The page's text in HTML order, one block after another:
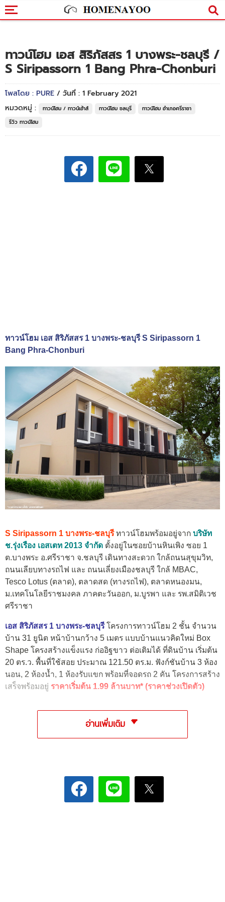
ทาวน์โฮม เอส สิริภัสสร 1 บางพระ-ชลบุรี /
S Siripassorn 1 Bang Phra-Chonburi
โพสโดย : PURE / วันที่ : 1 February 2021
หมวดหมู่ :
ทาวน์โฮม / ทาวน์เฮ้าส์ ทาวน์โฮม ชลบุรี
ทาวน์โฮม อำเภอศรีราชา
รีวิว ทาวน์โฮม
ทาวน์โฮม เอส สิริภัสสร 1 บางพระ-ชลบุรี S Siripassorn 1
Bang Phra-Chonburi
S Siripassorn 1 บางพระ-ชลบุรี ทาวน์โฮมพร้อมอยู่จาก บริษัท
ช.รุ่งเรือง เอสเตท 2013 จำกัด ตั้งอยู่ในซอยบ้านหินเพิง ซอย 1
ต.บางพระ อ.ศรีราชา จ.ชลบุรี เดินทางสะดวก ใกล้ถนนสุขุมวิท,
ถนนเลียบทางรถไฟ และ ถนนเลี่ยงเมืองชลบุรี ใกล้ MBAC,
Tesco Lotus (ตลาด), ตลาดสด (ทางรถไฟ), ตลาดหนองมน,
ม.เทคโนโลยีราชมงคล ภาคตะวันออก, ม.บูรพา และ รพ.สมิติเวช
ศรีราชา
เอส สิริภัสสร 1 บางพระ-ชลบุรีโครงการทาวน์โฮม 2 ชั้น จำนวน
บ้าน 31 ยูนิต หน้าบ้านกว้าง 5 เมตร แบบบ้านแนวคิดใหม่ Box
Shape โครงสร้างแข็งแรง ก่ออิฐขาว ต่อเติมได้ ที่ดินบ้าน เริ่มต้น
20 ตร.ว. พื้นที่ใช้สอย ประมาณ 121.50 ตร.ม. ฟังก์ชันบ้าน 3 ห้อง
นอน, 2 ห้องน้ำ, 1 ห้องรับแขก พร้อมที่จอดรถ 2 คัน โครงการสร้าง
เสร็จพร้อมอยู่ ราคาเริ่มต้น 1.99 ล้านบาท* (ราคาช่วงเปิดตัว)
อ่านเพิ่มเติม